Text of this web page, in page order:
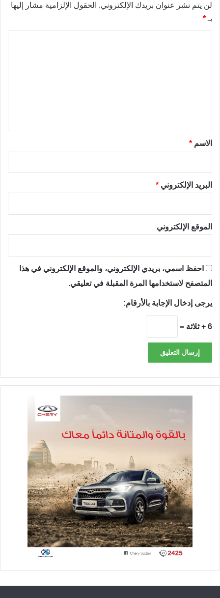
لن يتم نشر عنوان بريدك الإلكتروني. الحقول الإلزامية مشار إليها
بـ *
*الاسم *
البريد الإلكتروني *
الموقع الإلكتروني
احفظ اسمي، بريدي الإلكتروني، والموقع الإلكتروني في هذا
المتصفح لاستخدامها المرة المقبلة في تعليقي.
يرجى إدخال الإجابة بالأرقام:
6 + ثلاثة =